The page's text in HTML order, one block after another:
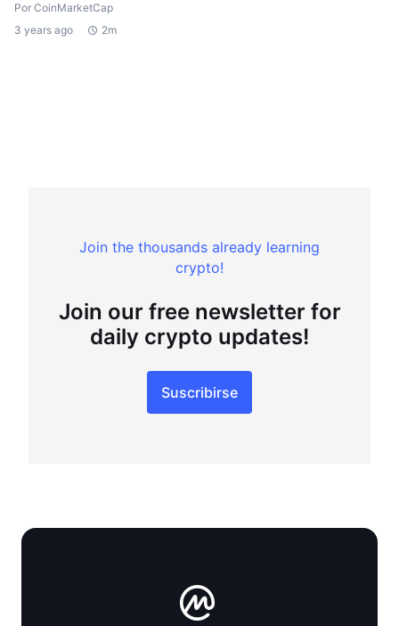
Por CoinMarketCap
3 years ago
2m
Join the thousands already learning
crypto!
Join our free newsletter for
daily crypto updates!
Suscribirse